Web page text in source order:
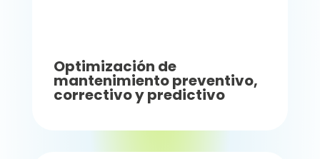
Optimización de
mantenimiento preventivo,
correctivo y predictivo